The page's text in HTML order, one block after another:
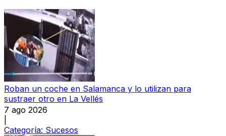
Roban un coche en Salamanca y lo utilizan para
sustraer otro en La Vellés
7 ago 2026
Categoría: Sucesos